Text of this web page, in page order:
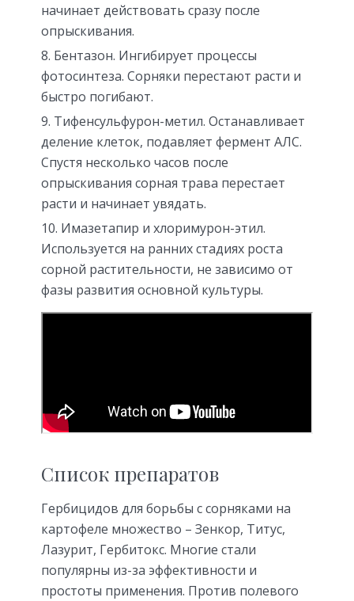
начинает действовать сразу после
опрыскивания.
Бентазон. Ингибирует процессы
фотосинтеза. Сорняки перестают расти и
быстро погибают.
Тифенсульфурон-метил. Останавливает
деление клеток, подавляет фермент АЛС.
Спустя несколько часов после
опрыскивания сорная трава перестает
расти и начинает увядать.
Имазетапир и хлоримурон-этил.
Используется на ранних стадиях роста
сорной растительности, не зависимо от
фазы развития основной культуры.
Список препаратов
Гербицидов для борьбы с сорняками на
картофеле множество – Зенкор, Титус,
Лазурит, Гербитокс. Многие стали
популярны из-за эффективности и
простоты применения. Против полевого